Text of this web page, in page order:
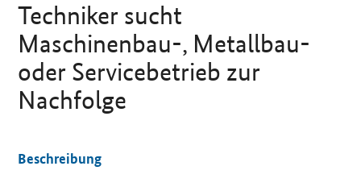
Techniker sucht
Maschinenbau-, Metallbau-
oder Servicebetrieb zur
Nachfolge
Beschreibung